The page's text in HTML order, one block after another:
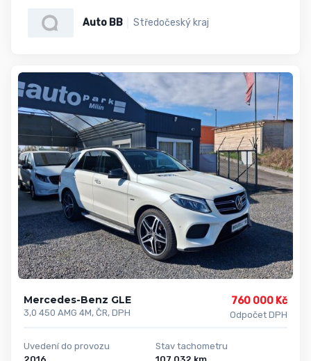
Auto BB Středočeský kraj
Mercedes-Benz GLE
3,0 450 AMG 4M, ČR, DPH
760 000 Kč
Odpočet DPH
Uvedení do provozu
Stav tachometru